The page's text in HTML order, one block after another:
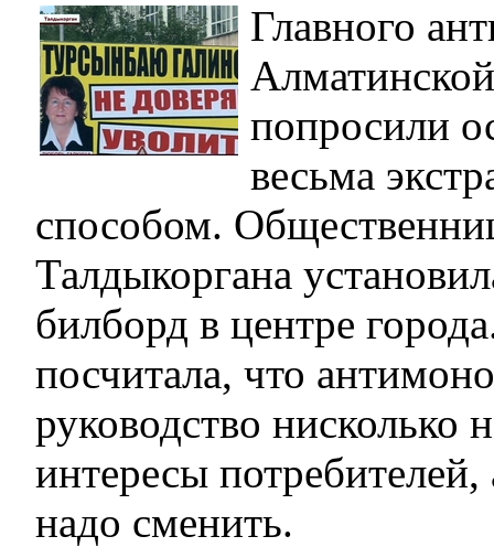
Главного
попросили
весьма
способом.
Талдыкоргана
билборд в центре
посчитала, что
руководство нисколько
интересы потребителей,
надо сменить.